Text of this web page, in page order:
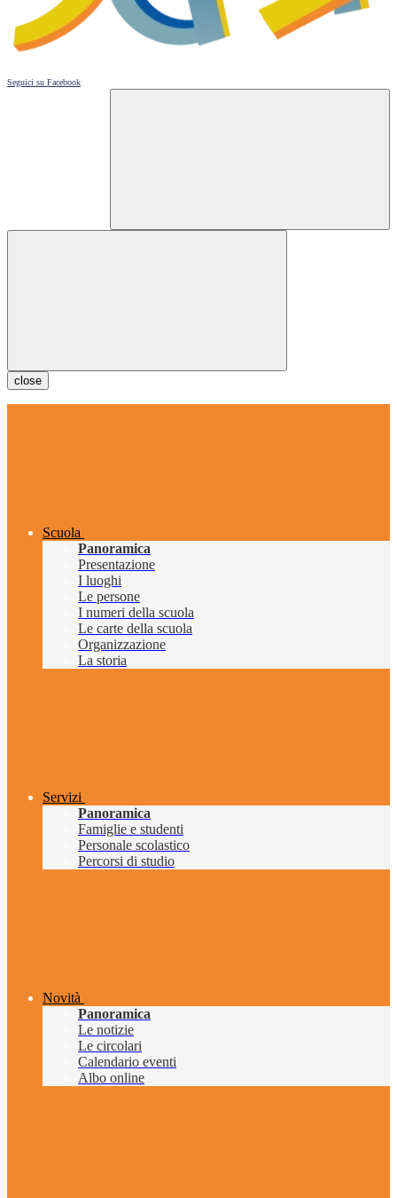
Seguici su Facebook
close
Scuola
Panoramica
Presentazione
I luoghi
Le persone
I numeri della scuola
Le carte della scuola
Organizzazione
La storia
Servizi
Panoramica
Famiglie e studenti
Personale scolastico
Percorsi di studio
Novità
Panoramica
Le notizie
Le circolari
Calendario eventi
Albo online